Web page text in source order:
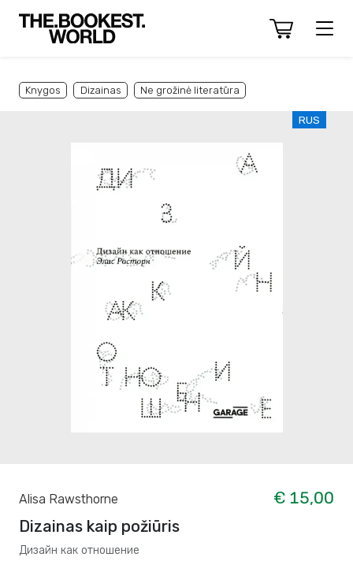
Knygos Dizainas Ne grožinė literatūra
RUS
Alisa Rawsthorne
€ 15,00
Dizainas kaip požiūris
Дизайн как отношение